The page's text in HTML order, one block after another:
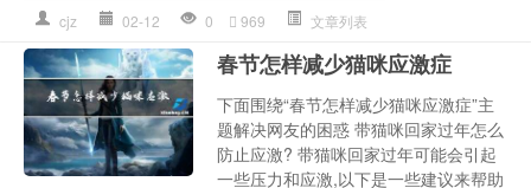
cjz 02-12 0 969 文章列表
春节怎样减少猫咪应激症
下面围绕“春节怎样减少猫咪应激症”主
题解决网友的困惑 带猫咪回家过年怎么
防止应激? 带猫咪回家过年可能会引起
一些压力和应激,以下是一些建议来帮助